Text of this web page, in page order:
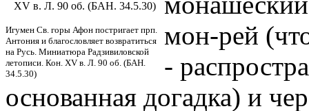
XV в. Л. 90 об. (БАН. 34.5.30)
Игумен Св. горы Афон постригает прп.
Антония и благословляет возвратиться
на Русь. Миниатюра Радзивиловской
летописи. Кон. XV в. Л. 90 об. (БАН.
34.5.30)
мон-рей
-
основанная догадка) и